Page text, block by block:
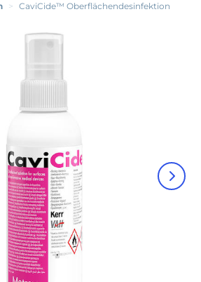
> CaviCide™ Oberflächendesinfektion